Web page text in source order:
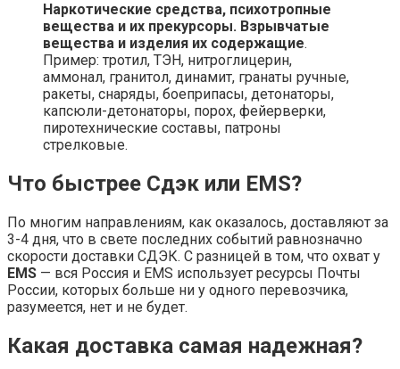
Наркотические средства, психотропные
вещества и их прекурсоры. Взрывчатые
вещества и изделия их содержащие.
Пример: тротил, ТЭН, нитроглицерин,
аммонал, гранитол, динамит, гранаты ручные,
ракеты, снаряды, боеприпасы, детонаторы,
капсюли-детонаторы, порох, фейерверки,
пиротехнические составы, патроны
стрелковые.
Что быстрее Сдэк или EMS?
По многим направлениям, как оказалось, доставляют за
3-4 дня, что в свете последних событий равнозначно
скорости доставки СДЭК. С разницей в том, что охват у
EMS — вся Россия и EMS использует ресурсы Почты
России, которых больше ни у одного перевозчика,
разумеется, нет и не будет.
Какая доставка самая надежная?